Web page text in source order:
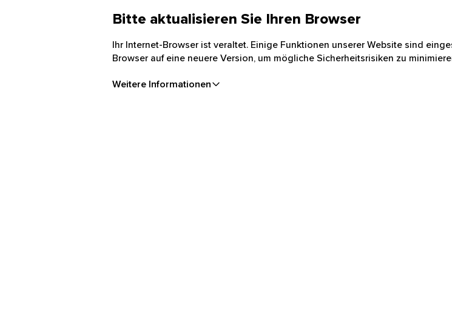
Bitte aktualisieren Sie Ihren Browser
Ihr Internet-Browser ist veraltet. Einige Funktionen unserer Website sind
Browser auf eine neuere Version, um mögliche Sicherheitsrisiken zu
Weitere Informationen